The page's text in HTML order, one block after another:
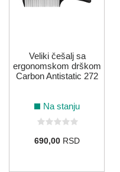
Veliki češalj sa
ergonomskom drškom
Carbon Antistatic 272
Na stanju
690,00RSD